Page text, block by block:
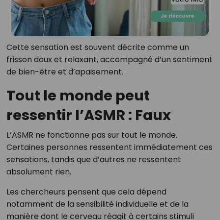
Cette sensation est souvent décrite comme un
frisson doux et relaxant, accompagné d’un sentiment
de bien-être et d’apaisement.
Tout le monde peut
ressentir l’ASMR : Faux
L’ASMR ne fonctionne pas sur tout le monde.
Certaines personnes ressentent immédiatement ces
sensations, tandis que d’autres ne ressentent
absolument rien.
Les chercheurs pensent que cela dépend
notamment de la sensibilité individuelle et de la
manière dont le cerveau réagit à certains stimuli